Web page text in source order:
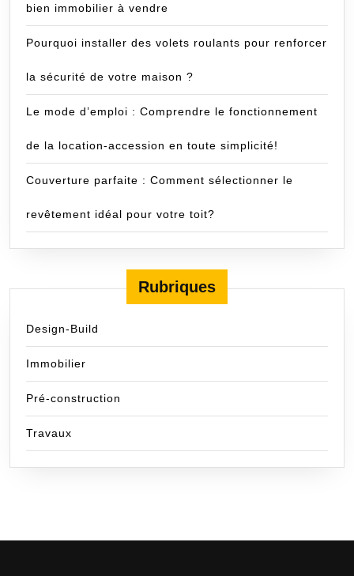
bien immobilier à vendre
Pourquoi installer des volets roulants pour renforcer
la sécurité de votre maison ?
Le mode d’emploi : Comprendre le fonctionnement
de la location-accession en toute simplicité!
Couverture parfaite : Comment sélectionner le
revêtement idéal pour votre toit?
Rubriques
Design-Build
Immobilier
Pré-construction
Travaux